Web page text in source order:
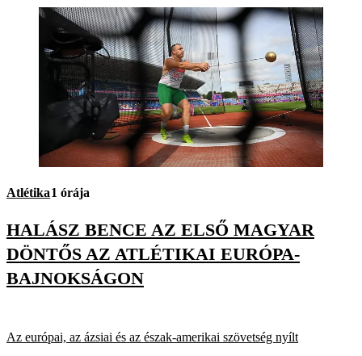
Atlétika1 órája
HALÁSZ BENCE AZ ELSŐ MAGYAR
DÖNTŐS AZ ATLÉTIKAI EURÓPA-
BAJNOKSÁGON
Az európai, az ázsiai és az észak-amerikai szövetség nyílt